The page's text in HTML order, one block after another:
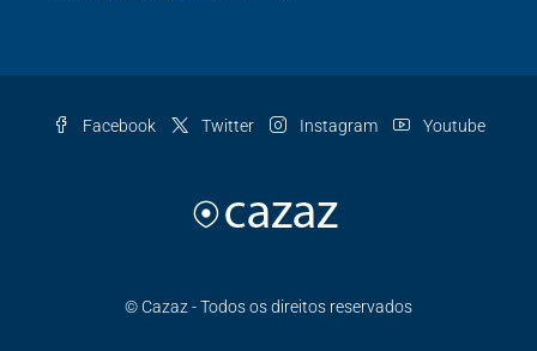
Facebook Twitter Instagram Youtube
© Cazaz - Todos os direitos reservados